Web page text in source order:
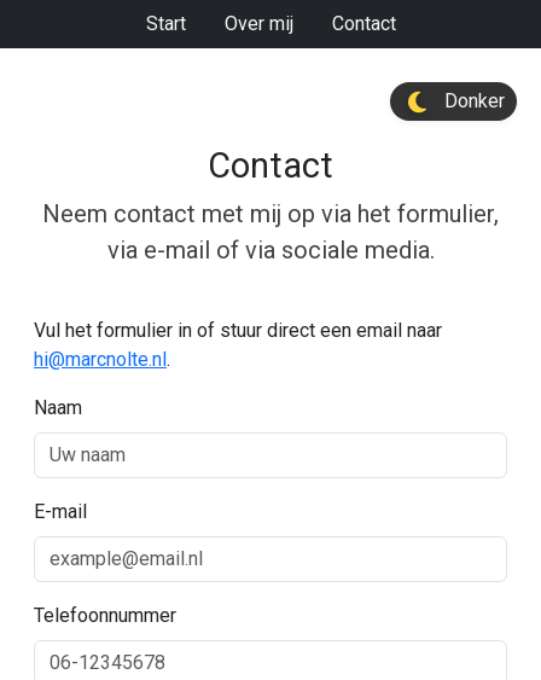
Start Over mij Contact
Donker
Contact
Neem contact met mij op via het formulier,
via e-mail of via sociale media.
Vul het formulier in of stuur direct een email naar
hi@marcnolte.nl.
Website
Naam
E-mail
Telefoonnummer